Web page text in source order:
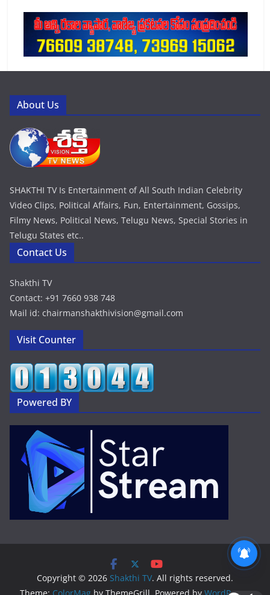
About Us
SHAKTHI TV Is Entertainment of All South Indian Celebrity
Video Clips, Political Affairs, Fun, Entertainment, Gossips,
Filmy News, Political News, Telugu News, Special Stories in
Telugu States etc..
Contact Us
Shakthi TV
Contact: +91 7660 938 748
Mail id: chairmanshakthivision@gmail.com
Visit Counter
Powered BY
Copyright © 2026 Shakthi TV. All rights reserved.